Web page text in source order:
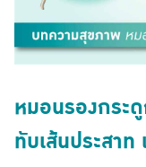
หมอนรองกระ
ทับเส้นประสาท